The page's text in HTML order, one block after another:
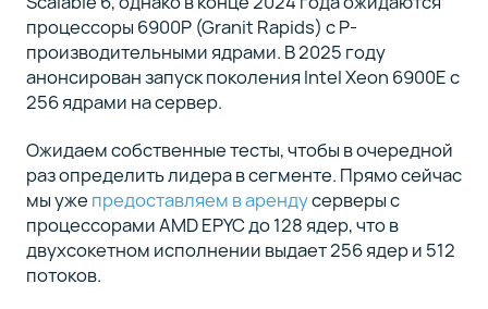
процессоры 6900P (Granit Rapids) с P-
производительными ядрами. В 2025 году
анонсирован запуск поколения Intel Xeon 6900E с
256 ядрами на сервер.
Ожидаем собственные тесты, чтобы в очередной
раз определить лидера в сегменте. Прямо сейчас
мы уже предоставляем в арендусерверы с
процессорами AMD EPYC до 128 ядер, что в
двухсокетном исполнении выдает 256 ядер и 512
потоков.